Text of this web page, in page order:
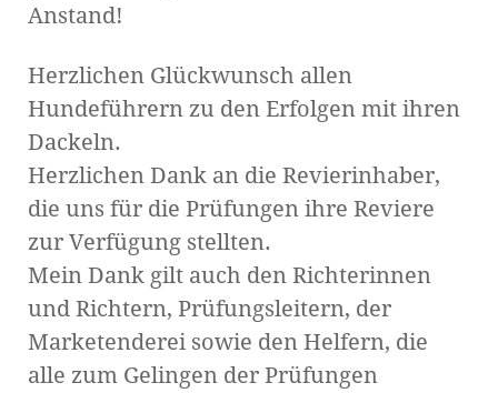
Anstand!
Herzlichen Glückwunsch allen
Hundeführern zu den Erfolgen mit ihren
Dackeln.
Herzlichen Dank an die Revierinhaber,
die uns für die Prüfungen ihre Reviere
zur Verfügung stellten.
Mein Dank gilt auch den Richterinnen
und Richtern, Prüfungsleitern, der
Marketenderei sowie den Helfern, die
alle zum Gelingen der Prüfungen